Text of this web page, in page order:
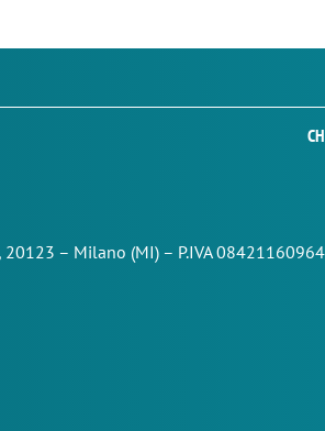
20123 – Milano (MI) – P.IVA 08421160964